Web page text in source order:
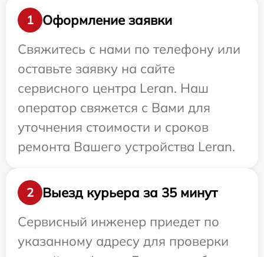
1
Оформление заявки
Свяжитесь с нами по телефону или
оставьте заявку на сайте
сервисного центра Leran. Наш
оператор свяжется с Вами для
уточнения стоимости и сроков
ремонта Вашего устройства Leran.
2
Выезд курьера за 35 минут
Сервисный инженер приедет по
указанному адресу для проверки